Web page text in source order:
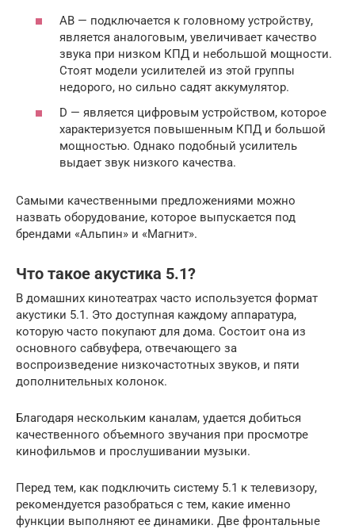
АВ — подключается к головному устройству,
является аналоговым, увеличивает качество
звука при низком КПД и небольшой мощности.
Стоят модели усилителей из этой группы
недорого, но сильно садят аккумулятор.
D — является цифровым устройством, которое
характеризуется повышенным КПД и большой
мощностью. Однако подобный усилитель
выдает звук низкого качества.
Самыми качественными предложениями можно
назвать оборудование, которое выпускается под
брендами «Альпин» и «Магнит».
Что такое акустика 5.1?
В домашних кинотеатрах часто используется формат
акустики 5.1. Это доступная каждому аппаратура,
которую часто покупают для дома. Состоит она из
основного сабвуфера, отвечающего за
воспроизведение низкочастотных звуков, и пяти
дополнительных колонок.
Благодаря нескольким каналам, удается добиться
качественного объемного звучания при просмотре
кинофильмов и прослушивании музыки.
Перед тем, как подключить систему 5.1 к телевизору,
рекомендуется разобраться с тем, какие именно
функции выполняют ее динамики. Две фронтальные